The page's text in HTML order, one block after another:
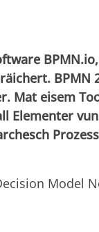
BPMN
Mat eisem
Elementer
Model